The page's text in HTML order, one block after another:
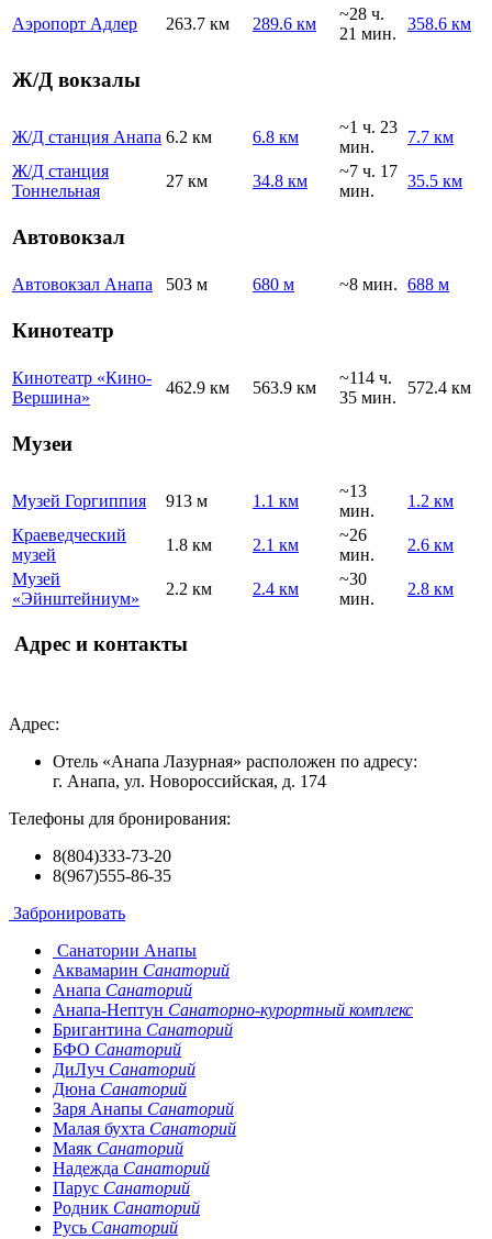
Аэропорт Адлер 263.7 км 289.6 км
~28 ч.
21 мин.
358.6 км
Ж/Д вокзалы
Ж/Д станция Анапа 6.2 км 6.8 км
~1 ч. 23
мин.
7.7 км
Ж/Д станция
Тоннельная
27 км 34.8 км
~7 ч. 17
мин.
35.5 км
Автовокзал
Автовокзал Анапа 503 м 680 м ~8 мин. 688 м
Кинотеатр
Кинотеатр «Кино-
Вершина»
462.9 км 563.9 км
~114 ч.
35 мин.
572.4 км
Музеи
Музей Горгиппия 913 м 1.1 км
~13
мин.
1.2 км
Краеведческий
музей
1.8 км 2.1 км
~26
мин.
2.6 км
Музей
«Эйнштейниум»
2.2 км 2.4 км
~30
мин.
2.8 км
Адрес и контакты
Адрес:
Отель «Анапа Лазурная» расположен по адресу:
г. Анапа, ул. Новороссийская, д. 174
Телефоны для бронирования:
8(804)333-73-20
8(967)555-86-35
Забронировать
Санатории Анапы
Аквамарин Санаторий
Анапа Санаторий
Анапа-Нептун Санаторно-курортный комплекс
Бригантина Санаторий
БФО Санаторий
ДиЛуч Санаторий
Дюна Санаторий
Заря Анапы Санаторий
Малая бухта Санаторий
Маяк Санаторий
Надежда Санаторий
Парус Санаторий
Родник Санаторий
Русь Санаторий